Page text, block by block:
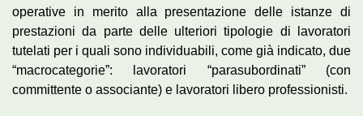
operative in merito alla presentazione delle istanze di
prestazioni da parte delle ulteriori tipologie di lavoratori
tutelati per i quali sono individuabili, come già indicato, due
“macrocategorie”: lavoratori “parasubordinati” (con
committente o associante) e lavoratori libero professionisti.